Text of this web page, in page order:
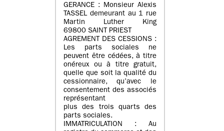
GERANCE : Monsieur Alexis
TASSEL demeurant au 1 rue
Martin Luther King
69800 SAINT PRIEST
AGREMENT DES CESSIONS :
Les parts sociales ne
peuvent être cédées, à titre
onéreux ou à titre gratuit,
quelle que soit la qualité du
cessionnaire, qu’avec le
consentement des associés
représentant
plus des trois quarts des
parts sociales.
IMMATRICULATION : Au